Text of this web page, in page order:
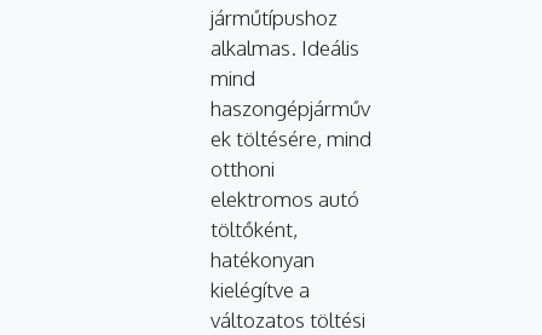
járműtípushoz
alkalmas. Ideális
mind
haszongépjárműv
ek töltésére, mind
otthoni
elektromos autó
töltőként,
hatékonyan
kielégítve a
változatos töltési